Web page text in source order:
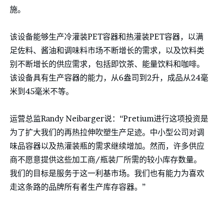
施。
该设备能够生产冷灌装PET容器和热灌装PET容器，以满
足佐料、酱油和调味料市场不断增长的需求，以及饮料类
别不断增长的供应需求，包括即饮茶、能量饮料和咖啡。
该设备具有生产容器的能力，从6盎司到2升，成品从24毫
米到45毫米不等。
运营总监Randy Neibarger说：“Pretium进行这项投资是
为了扩大我们的再热拉伸吹塑生产足迹。中小型公司对调
味品容器以及热灌装瓶的需求继续增加。然而，许多供应
商不愿意提供这些加工商/瓶装厂所需的较小库存数量。
我们的目标是服务于这一利基市场。我们也有能力为喜欢
走这条路的品牌所有者生产库存容器。”